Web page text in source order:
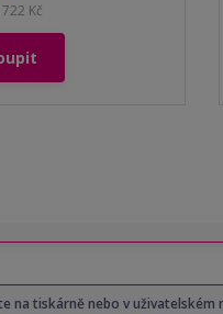
Kč
na tiskárně nebo v uživatelském